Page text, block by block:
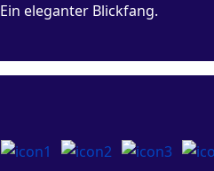
Ein eleganter Blickfang.